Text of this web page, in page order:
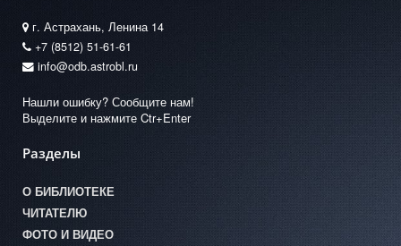
г. Астрахань, Ленина 14
+7 (8512) 51-61-61
info@odb.astrobl.ru
Нашли ошибку? Сообщите нам!
Выделите и нажмите Ctr+Enter
Разделы
О БИБЛИОТЕКЕ
ЧИТАТЕЛЮ
ФОТО И ВИДЕО